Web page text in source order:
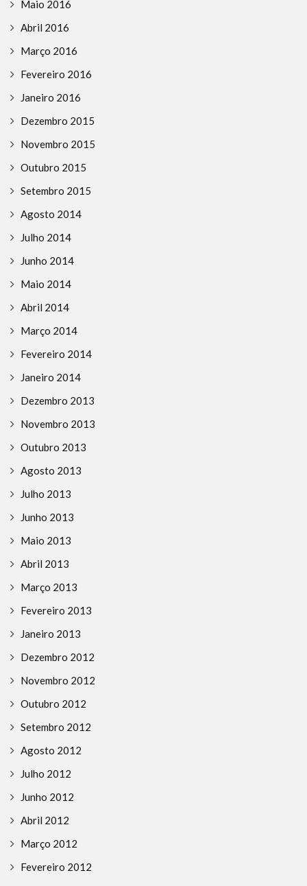
Maio 2016
Abril 2016
Março 2016
Fevereiro 2016
Janeiro 2016
Dezembro 2015
Novembro 2015
Outubro 2015
Setembro 2015
Agosto 2014
Julho 2014
Junho 2014
Maio 2014
Abril 2014
Março 2014
Fevereiro 2014
Janeiro 2014
Dezembro 2013
Novembro 2013
Outubro 2013
Agosto 2013
Julho 2013
Junho 2013
Maio 2013
Abril 2013
Março 2013
Fevereiro 2013
Janeiro 2013
Dezembro 2012
Novembro 2012
Outubro 2012
Setembro 2012
Agosto 2012
Julho 2012
Junho 2012
Abril 2012
Março 2012
Fevereiro 2012